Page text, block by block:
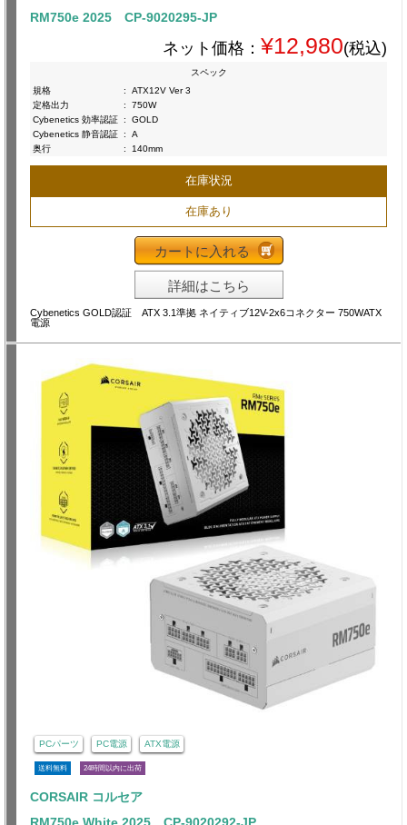
RM750e 2025 CP-9020295-JP
ネット価格： ¥12,980(税込)
スペック
規格
:
ATX12V Ver 3
定格出力
:
750W
Cybenetics 効率認証 :
GOLD
Cybenetics 静音認証 :
A
奥行
: 140mm
在庫状況
在庫あり
カートに入れる
詳細はこちら
Cybenetics GOLD認証 ATX 3.1準拠 ネイティブ12V-2x6コネクター 750WATX
電源
PCパーツ PC電源 ATX電源
送料無料 24時間以内に出荷
CORSAIR コルセア
RM750e White 2025 CP-9020292-JP